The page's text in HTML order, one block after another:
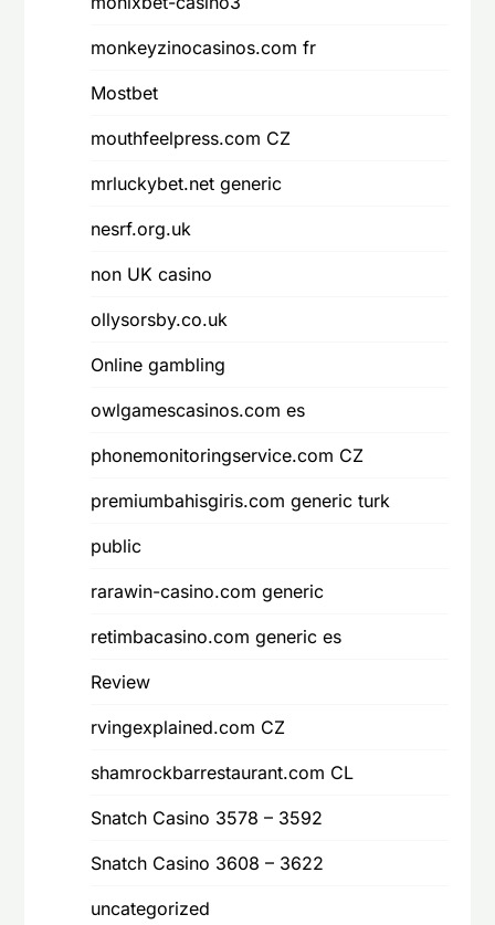
monkeyzinocasinos.com fr
Mostbet
mouthfeelpress.com CZ
mrluckybet.net generic
nesrf.org.uk
non UK casino
ollysorsby.co.uk
Online gambling
owlgamescasinos.com es
phonemonitoringservice.com CZ
premiumbahisgiris.com generic turk
public
rarawin-casino.com generic
retimbacasino.com generic es
Review
rvingexplained.com CZ
shamrockbarrestaurant.com CL
Snatch Casino 3578 – 3592
Snatch Casino 3608 – 3622
uncategorized